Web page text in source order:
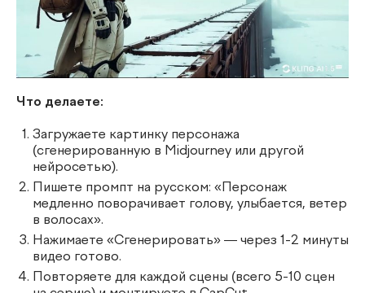
Что делаете:
Загружаете картинку персонажа
(сгенерированную в Midjourney или другой
нейросетью).
Пишете промпт на русском: «Персонаж
медленно поворачивает голову, улыбается, ветер
в волосах».
Нажимаете «Сгенерировать» — через 1-2 минуты
видео готово.
Повторяете для каждой сцены (всего 5-10 сцен